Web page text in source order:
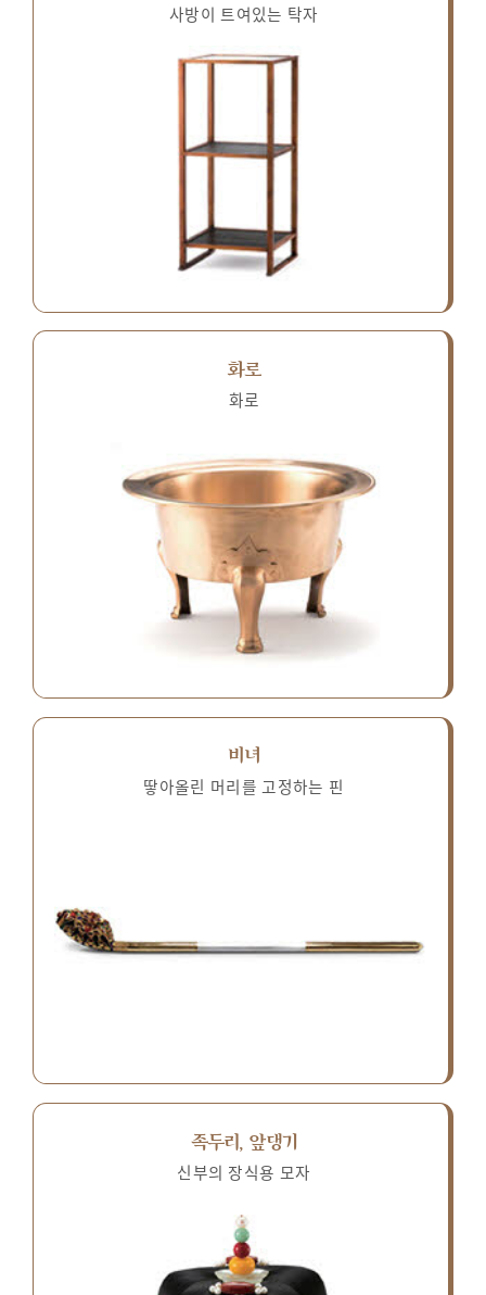
사방이 트여있는 탁자
화로
화로
비녀
땋아올린 머리를 고정하는 핀
족두리, 앞댕기
신부의 장식용 모자